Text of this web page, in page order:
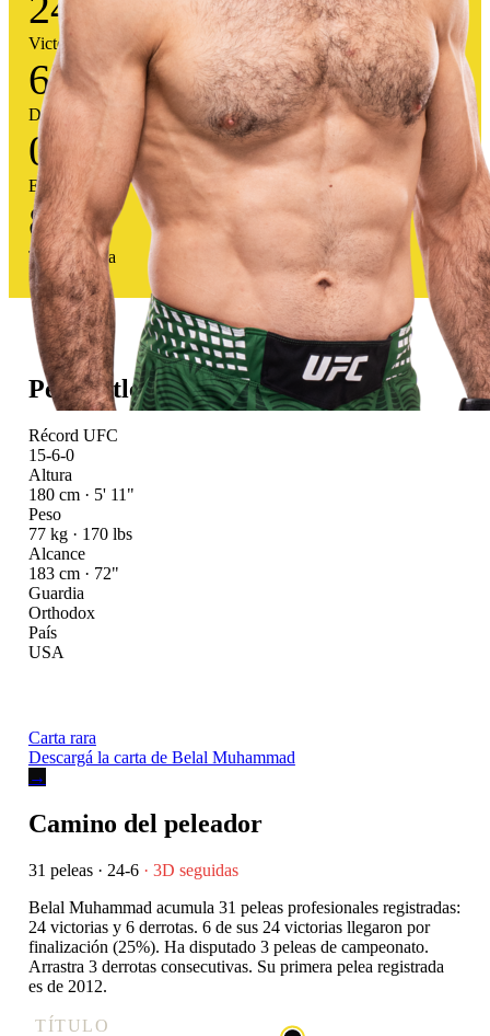
Victorias
6
Derrotas
0
Empates
80%
Tasa victoria
Perfil atlético
Récord UFC
15-6-0
Altura
180 cm · 5' 11"
Peso
77 kg · 170 lbs
Alcance
183 cm · 72"
Guardia
Orthodox
País
USA
Carta rara
Descargá la carta de Belal Muhammad
→
Camino del peleador
31 peleas · 24-6· 3D seguidas
Belal Muhammad acumula 31 peleas profesionales registradas:
24 victorias y 6 derrotas. 6 de sus 24 victorias llegaron por
finalización (25%). Ha disputado 3 peleas de campeonato.
Arrastra 3 derrotas consecutivas. Su primera pelea registrada
es de 2012.
TÍTULO